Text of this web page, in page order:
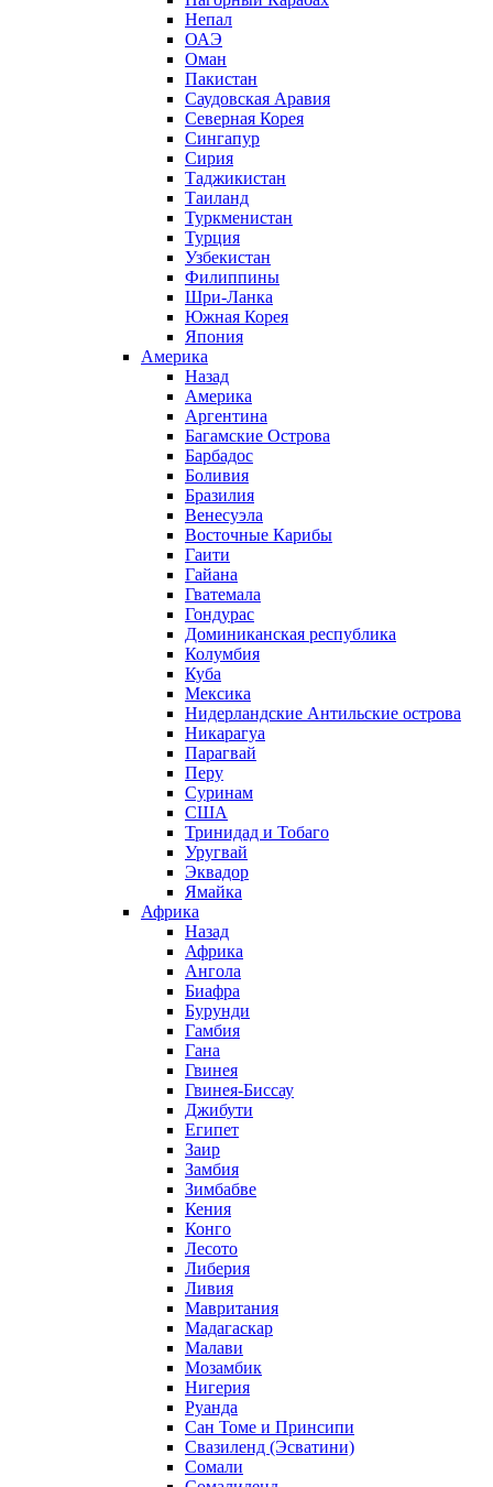
Непал
ОАЭ
Оман
Пакистан
Саудовская Аравия
Северная Корея
Сингапур
Сирия
Таджикистан
Таиланд
Туркменистан
Турция
Узбекистан
Филиппины
Шри-Ланка
Южная Корея
Япония
Америка
Назад
Америка
Аргентина
Багамские Острова
Барбадос
Боливия
Бразилия
Венесуэла
Восточные Карибы
Гаити
Гайана
Гватемала
Гондурас
Доминиканская республика
Колумбия
Куба
Мексика
Нидерландские Антильские острова
Никарагуа
Парагвай
Перу
Суринам
США
Тринидад и Тобаго
Уругвай
Эквадор
Ямайка
Африка
Назад
Африка
Ангола
Биафра
Бурунди
Гамбия
Гана
Гвинея
Гвинея-Биссау
Джибути
Египет
Заир
Замбия
Зимбабве
Кения
Конго
Лесото
Либерия
Ливия
Мавритания
Мадагаскар
Малави
Мозамбик
Нигерия
Руанда
Сан Томе и Принсипи
Свазиленд (Эсватини)
Сомали